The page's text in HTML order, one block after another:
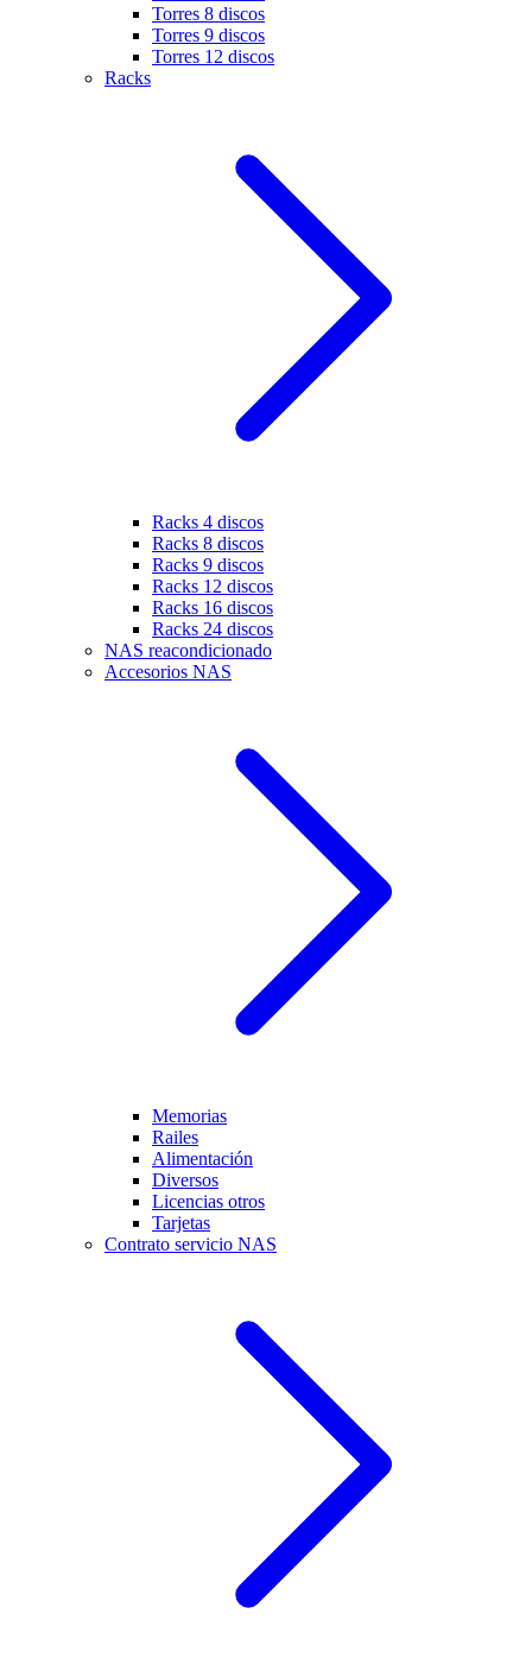
Torres 8 discos
Torres 9 discos
Torres 12 discos
Racks
Racks 4 discos
Racks 8 discos
Racks 9 discos
Racks 12 discos
Racks 16 discos
Racks 24 discos
NAS reacondicionado
Accesorios NAS
Memorias
Railes
Alimentación
Diversos
Licencias otros
Tarjetas
Contrato servicio NAS